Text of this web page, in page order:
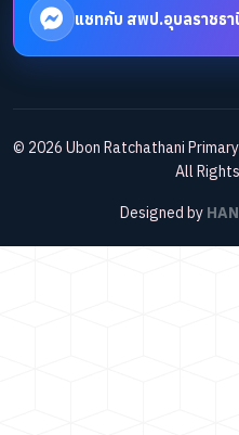
แชทกับ สพป.อุบลราชธา
© 2026 Ubon Ratchathani
All
Designed by